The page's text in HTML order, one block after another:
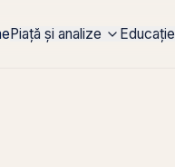
Piață și analize Educație